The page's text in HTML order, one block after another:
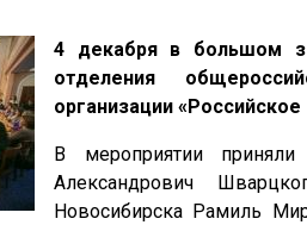
4 декабря в большом
отделения
организации
В мероприятии приняли
Александрович
Новосибирска Рамиль